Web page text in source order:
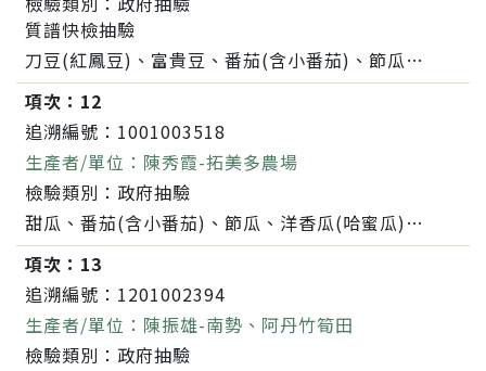
質譜快檢抽驗
刀豆(紅鳳豆)、富貴豆、番茄(含小番茄)、節瓜、茄子、西瓜、洋香瓜(哈蜜瓜)、香瓜(美濃瓜)、西瓜(嘉寶瓜)
項次： 12
追溯編號： 1001003518
生產者/單位： 陳秀霞-拓美多農場
檢驗類別： 政府抽驗
甜瓜、番茄(含小番茄)、節瓜、洋香瓜(哈蜜瓜)、小黃瓜(花胡瓜)、南瓜(金瓜)、香瓜(美濃瓜)
項次： 13
追溯編號： 1201002394
生產者/單位： 陳振雄-南勢、阿丹竹筍田
檢驗類別： 政府抽驗